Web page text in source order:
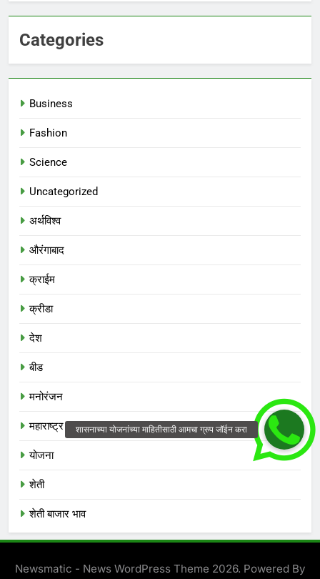
Categories
Business
Fashion
Science
Uncategorized
अर्थविश्व
औरंगाबाद
क्राईम
क्रीडा
देश
बीड
मनोरंजन
महाराष्ट्र
योजना
शेती
शेती बाजार भाव
Newsmatic - News WordPress Theme 2026. Powered By